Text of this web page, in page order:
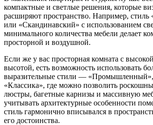
компактные и светлые решения, которые
расширяют пространство. Например,
или «Скандинавский» с использованием
минимального количества мебели делает
просторной и воздушной.
Если же у вас просторная комната с
высотой, есть возможность использовать
выразительные стили — «Промышленный»,
«Классика», где можно позволить
люстры, багетные карнизы и массивную
учитывать архитектурные особенности
стиль гармонично вписывался в
его достоинства.